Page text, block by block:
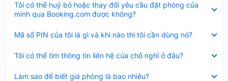
Tôi có thể huỷ bỏ hoặc thay đổi yêu cầu đặt phòng của
mình qua Booking.com được không?
thu
gọn
Mã số PIN của tôi là gì và khi nào thì tôi cần dùng nó?
thu
Tôi có thể tìm thông tin liên hệ của chỗ nghỉ ở đâu?
thu
Làm sao để biết giá phòng là bao nhiêu?
thu